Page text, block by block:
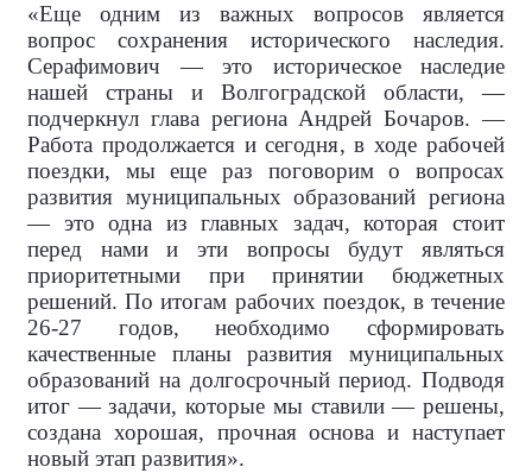
«Еще одним из важных вопросов является
вопрос сохранения исторического наследия.
Серафимович — это историческое наследие
нашей страны и Волгоградской области, —
подчеркнул глава региона Андрей Бочаров. —
Работа продолжается и сегодня, в ходе рабочей
поездки, мы еще раз поговорим о вопросах
развития муниципальных образований региона
— это одна из главных задач, которая стоит
перед нами и эти вопросы будут являться
приоритетными при принятии бюджетных
решений. По итогам рабочих поездок, в течение
26-27 годов, необходимо сформировать
качественные планы развития муниципальных
образований на долгосрочный период. Подводя
итог — задачи, которые мы ставили — решены,
создана хорошая, прочная основа и наступает
новый этап развития».